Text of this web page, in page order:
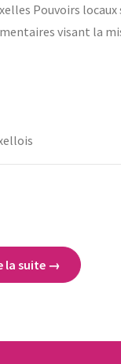
Pouvoirs locaux
visant la
la suite →